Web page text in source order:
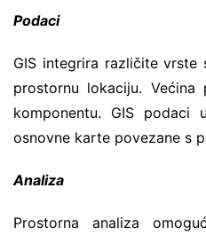
Podaci
GIS integrira različite
prostornu lokaciju. Većina
komponentu. GIS podaci
osnovne karte povezane s
Analiza
Prostorna analiza